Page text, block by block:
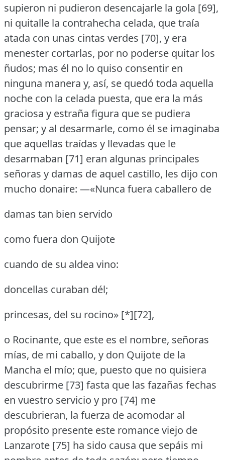
supieron ni pudieron desencajarle la gola [69],
ni quitalle la contrahecha celada, que traía
atada con unas cintas verdes [70], y era
menester cortarlas, por no poderse quitar los
ñudos; mas él no lo quiso consentir en
ninguna manera y, así, se quedó toda aquella
noche con la celada puesta, que era la más
graciosa y estraña figura que se pudiera
pensar; y al desarmarle, como él se imaginaba
que aquellas traídas y llevadas que le
desarmaban [71] eran algunas principales
señoras y damas de aquel castillo, les dijo con
mucho donaire: —«Nunca fuera caballero de
damas tan bien servido
como fuera don Quijote
cuando de su aldea vino:
doncellas curaban dél;
princesas, del su rocino» [*][72],
o Rocinante, que este es el nombre, señoras
mías, de mi caballo, y don Quijote de la
Mancha el mío; que, puesto que no quisiera
descubrirme [73] fasta que las fazañas fechas
en vuestro servicio y pro [74] me
descubrieran, la fuerza de acomodar al
propósito presente este romance viejo de
Lanzarote [75] ha sido causa que sepáis mi